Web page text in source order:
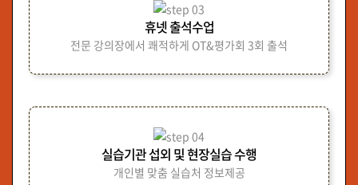
휴넷 출석수업
전문 강의장에서 쾌적하게 OT&평가회 3회 출석
실습기관 섭외 및 현장실습 수행
개인별 맞춤 실습처 정보제공